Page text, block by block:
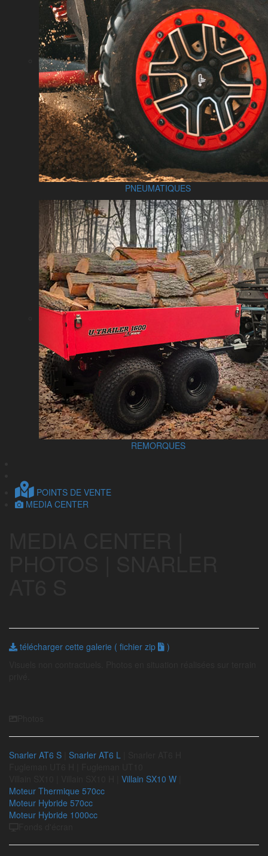
PNEUMATIQUES
REMORQUES
POINTS DE VENTE
MEDIA CENTER
télécharger cette galerie ( fichier zip
)
Snarler AT6 S Snarler AT6 L
Villain SX10 W
Moteur Thermique 570cc
Moteur Hybride 570cc
Moteur Hybride 1000cc